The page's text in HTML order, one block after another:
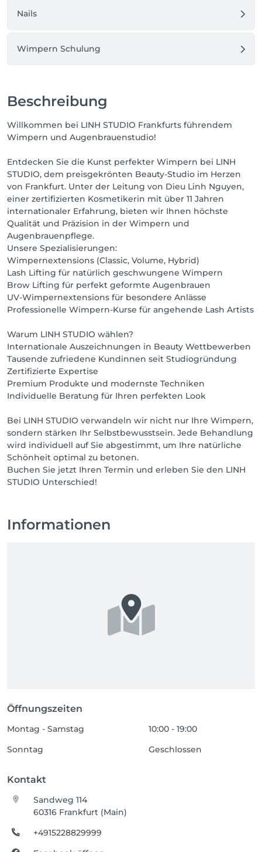
Nails
Wimpern Schulung
Beschreibung
Willkommen bei LINH STUDIO Frankfurts führendem
Wimpern und Augenbrauenstudio!
Entdecken Sie die Kunst perfekter Wimpern bei LINH
STUDIO, dem preisgekrönten Beauty-Studio im Herzen
von Frankfurt. Unter der Leitung von Dieu Linh Nguyen,
einer zertifizierten Kosmetikerin mit über 11 Jahren
internationaler Erfahrung, bieten wir Ihnen höchste
Qualität und Präzision in der Wimpern und
Augenbrauenpflege.
Unsere Spezialisierungen:
Wimpernextensions (Classic, Volume, Hybrid)
Lash Lifting für natürlich geschwungene Wimpern
Brow Lifting für perfekt geformte Augenbrauen
UV-Wimpernextensions für besondere Anlässe
Professionelle Wimpern-Kurse für angehende Lash Artists
Warum LINH STUDIO wählen?
Internationale Auszeichnungen in Beauty Wettbewerben
Tausende zufriedene Kundinnen seit Studiogründung
Zertifizierte Expertise
Premium Produkte und modernste Techniken
Individuelle Beratung für Ihren perfekten Look
Bei LINH STUDIO verwandeln wir nicht nur Ihre Wimpern,
sondern stärken Ihr Selbstbewusstsein. Jede Behandlung
wird individuell auf Sie abgestimmt, um Ihre natürliche
Schönheit optimal zu betonen.
Buchen Sie jetzt Ihren Termin und erleben Sie den LINH
STUDIO Unterschied!
Informationen
Öffnungszeiten
Montag - Samstag
10:00 - 19:00
Sonntag
Geschlossen
Kontakt
Sandweg 114
60316 Frankfurt (Main)
+4915228829999